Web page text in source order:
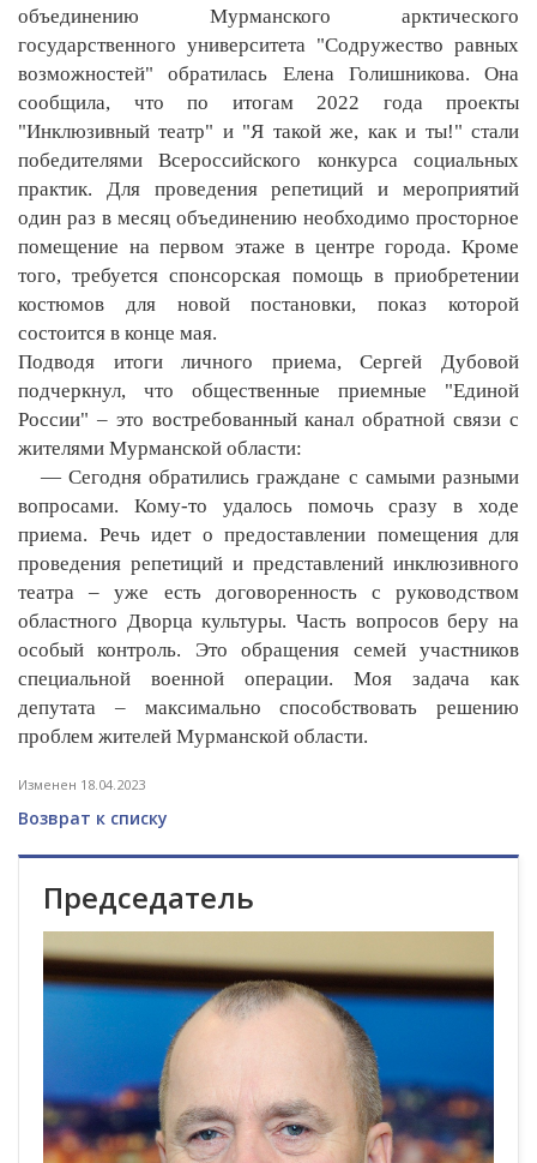
объединению Мурманского арктического
государственного университета "Содружество равных
возможностей" обратилась Елена Голишникова. Она
сообщила, что по итогам 2022 года проекты
"Инклюзивный театр" и "Я такой же, как и ты!" стали
победителями Всероссийского конкурса социальных
практик. Для проведения репетиций и мероприятий
один раз в месяц объединению необходимо просторное
помещение на первом этаже в центре города. Кроме
того, требуется спонсорская помощь в приобретении
костюмов для новой постановки, показ которой
состоится в конце мая.
Подводя итоги личного приема, Сергей Дубовой
подчеркнул, что общественные приемные "Единой
России" – это востребованный канал обратной связи с
жителями Мурманской области:
— Сегодня обратились граждане с самыми разными
вопросами. Кому-то удалось помочь сразу в ходе
приема. Речь идет о предоставлении помещения для
проведения репетиций и представлений инклюзивного
театра – уже есть договоренность с руководством
областного Дворца культуры. Часть вопросов беру на
особый контроль. Это обращения семей участников
специальной военной операции. Моя задача как
депутата – максимально способствовать решению
проблем жителей Мурманской области.
Изменен 18.04.2023
Возврат к списку
Председатель